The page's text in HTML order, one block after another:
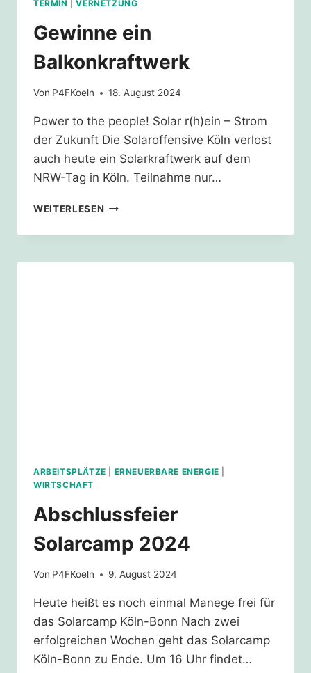
TERMIN |VERNETZUNG
Gewinne ein
Balkonkraftwerk
Von P4FKoeln 18. August 2024
Power to the people! Solar r(h)ein – Strom
der Zukunft Die Solaroffensive Köln verlost
auch heute ein Solarkraftwerk auf dem
NRW-Tag in Köln. Teilnahme nur…
WEITERLESEN GEWINNE
BALKONKRAFTWERK
ARBEITSPLÄTZE ERNEUERBARE ENERGIE
WIRTSCHAFT
Abschlussfeier
Solarcamp 2024
Von P4FKoeln 9. August 2024
Heute heißt es noch einmal Manege frei für
das Solarcamp Köln-Bonn Nach zwei
erfolgreichen Wochen geht das Solarcamp
Köln-Bonn zu Ende. Um 16 Uhr findet…